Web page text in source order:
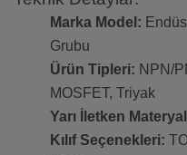
Marka Model:
Grubu
Ürün Tipleri: NPN/
MOSFET, Triyak
Yarı İletken
Kılıf Seçenekleri: